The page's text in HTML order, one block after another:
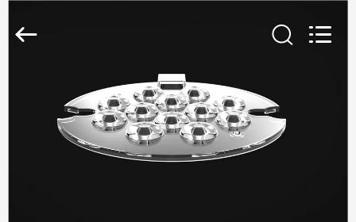
MAISON
Co.,